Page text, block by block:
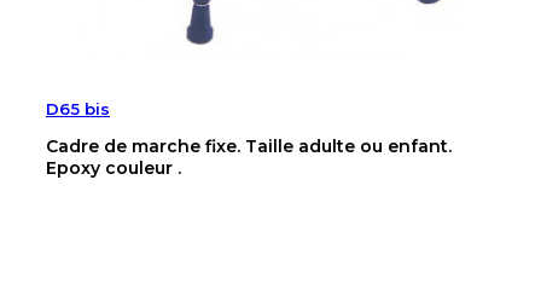
D65 bis
Cadre de marche fixe. Taille adulte ou enfant.
Epoxy couleur .